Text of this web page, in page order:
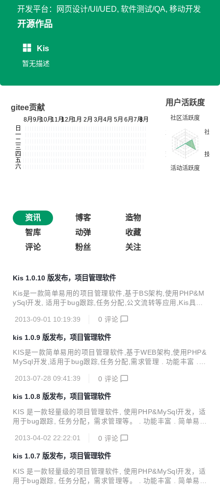
开发平台：网页设计/UI/UED, 软件测试/QA, 移动开发
开源作品
Kis
暂无描述
gitee贡献
用户活跃度
资讯 博客
造物
智库
动弹
收藏
评论
粉丝 关注
Kis 1.0.10 版发布，项目管理软件
Kis是一款简单易用的项目管理软件,基于BS架构,使用PHP&M
ySql开发, 适用于bug跟踪,任务分配,公文流转等应用,Kis具有
基于GPL协议,完全开放源代码 Kis 1.0.10 版发布 2013-8-31
son数据反义的BUG . 解决了修改用用户资料同时修改密码的
BUG . 修改了几个错别字
2013-09-01 10:19:39 0 评论
kis 1.0.9 版发布，项目管理软件
KIS是一款简单易用的项目管理软件,基于WEB架构,使用PHP&
MySql开发,适用于bug跟踪,任务分配,需求管理 . 功能丰富 .
源代码 Kis 1.0.9 版发布 2013-7-27 . 修改了登陆BUG . 增加
2013-07-28 09:41:39 0 评论
kis 1.0.8 版发布，项目管理软件
KIS 是一款轻量级的项目管理软件, 使用PHP&MySql开发，适
用于bug跟踪, 任务分配，需求管理等。 . 功能丰富 . 简单易用
2 . 取消了项目模块功能 . 修改了流程配置模块非IE浏览器的
38.htm
2013-04-02 22:22:01 0 评论
kis 1.0.7 版发布，项目管理软件
KIS 是一款轻量级的项目管理软件, 使用PHP&MySql开发，适
用于bug跟踪, 任务分配，需求管理等。 . 功能丰富 . 简单易用